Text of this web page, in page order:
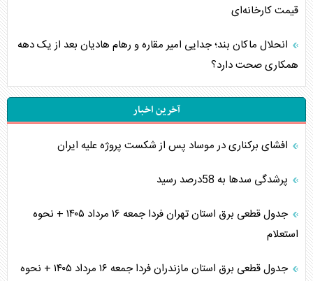
قیمت کارخانه‌ای
انحلال ماکان بند؛ جدایی امیر مقاره و رهام هادیان بعد از یک دهه
همکاری صحت دارد؟
آخرین اخبار
افشای برکناری در موساد پس از شکست پروژه علیه ایران
پرشدگی سدها به 58درصد رسید
جدول قطعی برق استان تهران فردا جمعه ۱۶ مرداد ۱۴۰۵ + نحوه
استعلام
جدول قطعی برق استان مازندران فردا جمعه ۱۶ مرداد ۱۴۰۵ + نحوه